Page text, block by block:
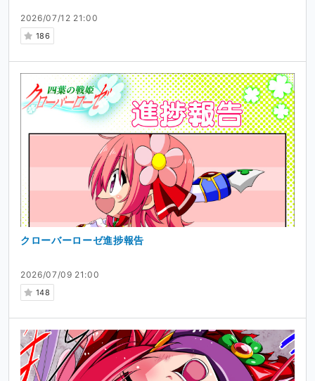
2026/07/12 21:00
186
2026/07/09 21:00
148
クローバーローゼ進捗報告